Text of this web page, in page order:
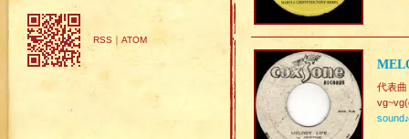
RSS ｜ ATOM
代表曲
sound♪